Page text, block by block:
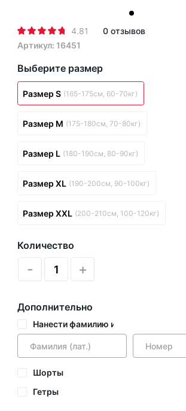
4.81
0 отзывов
Артикул: 16451
Выберите размер
Размер S (165-175см, 60-70кг)
Размер M (175-180см, 70-80кг)
Размер L (180-190см, 80-90кг)
Размер XL (190-200см, 90-100кг)
Размер XXL (200-210см, 100-120кг)
Количество
- +
Дополнительно
Нанести фамилию и номер
Шорты
Гетры